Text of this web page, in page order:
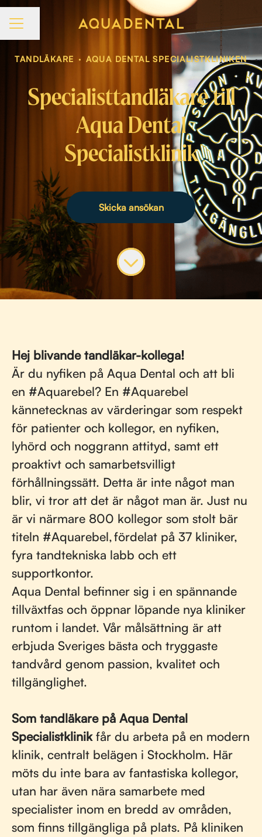
KARRIÄRMENY
Dela sidan
TANDLÄKARE · AQUA DENTAL SPECIALISTKLINIKEN
Specialisttandläkare till
Aqua Dental
Specialistklinik
Skicka ansökan
Hej blivande tandläkar-kollega!
Är du nyfiken på Aqua Dental och att bli
en #Aquarebel? En #Aquarebel
kännetecknas av värderingar som respekt
för patienter och kollegor, en nyfiken,
lyhörd och noggrann attityd, samt ett
proaktivt och samarbetsvilligt
förhållningssätt. Detta är inte något man
blir, vi tror att det är något man är. Just nu
är vi närmare 800 kollegor som stolt bär
titeln #Aquarebel, fördelat på 37 kliniker,
fyra tandtekniska labb och ett
supportkontor.
Aqua Dental befinner sig i en spännande
tillväxtfas och öppnar löpande nya kliniker
runtom i landet. Vår målsättning är att
erbjuda Sveriges bästa och tryggaste
tandvård genom passion, kvalitet och
tillgänglighet.
Som tandläkare på Aqua Dental
Specialistklinikfår du arbeta på en modern
klinik, centralt belägen i Stockholm. Här
möts du inte bara av fantastiska kollegor,
utan har även nära samarbete med
specialister inom en bredd av områden,
som finns tillgängliga på plats. På kliniken